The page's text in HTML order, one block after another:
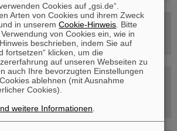
über die FAIR-Baustelle
von GSI/FAIR –
Termin buchen!
Cookies auf „gsi.de“.
Arten von Cookies und ihrem Zweck
in unseremCookie-Hinweis . Bitte
von Cookies ein, wie in
beschrieben, indem Sie auf
fortsetzen“ klicken, um die
auf unseren Webseiten zu
auch Ihre bevorzugten Einstellungen
ablehnen (mit Ausnahme
Cookies).
weitere Informationen